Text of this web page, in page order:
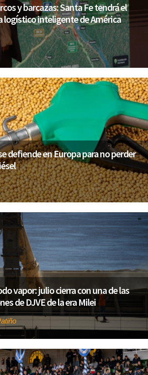
y barcazas: Santa Fe tendrá el
logístico inteligente de América
defiende en Europa para no perder
vapor: julio cierra con una de las
de DJVE de la era Milei